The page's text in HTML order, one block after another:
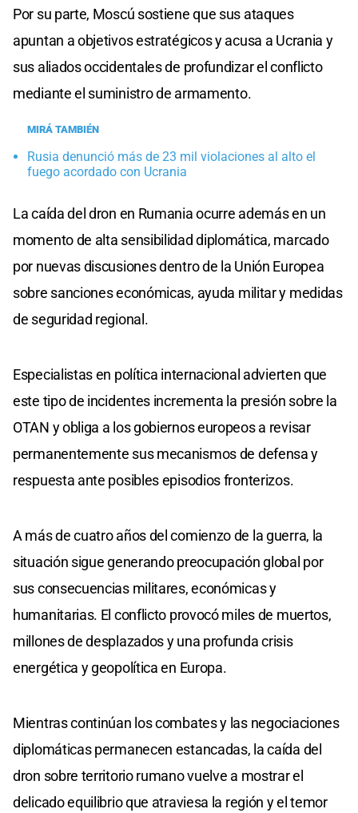
Por su parte, Moscú sostiene que sus ataques
apuntan a objetivos estratégicos y acusa a Ucrania y
sus aliados occidentales de profundizar el conflicto
mediante el suministro de armamento.
MIRÁ TAMBIÉN
Rusia denunció más de 23 mil violaciones al alto el
fuego acordado con Ucrania
La caída del dron en Rumania ocurre además en un
momento de alta sensibilidad diplomática, marcado
por nuevas discusiones dentro de la Unión Europea
sobre sanciones económicas, ayuda militar y medidas
de seguridad regional.
Especialistas en política internacional advierten que
este tipo de incidentes incrementa la presión sobre la
OTAN y obliga a los gobiernos europeos a revisar
permanentemente sus mecanismos de defensa y
respuesta ante posibles episodios fronterizos.
A más de cuatro años del comienzo de la guerra, la
situación sigue generando preocupación global por
sus consecuencias militares, económicas y
humanitarias. El conflicto provocó miles de muertos,
millones de desplazados y una profunda crisis
energética y geopolítica en Europa.
Mientras continúan los combates y las negociaciones
diplomáticas permanecen estancadas, la caída del
dron sobre territorio rumano vuelve a mostrar el
delicado equilibrio que atraviesa la región y el temor